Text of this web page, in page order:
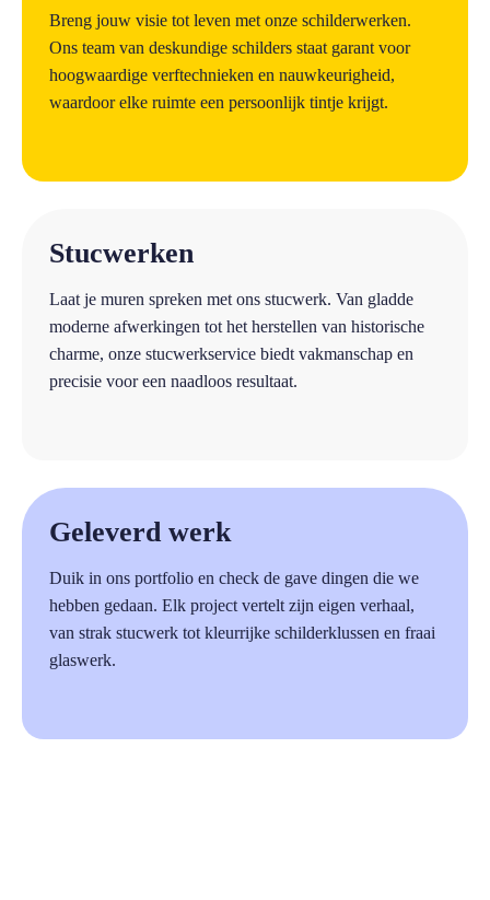
Breng jouw visie tot leven met onze schilderwerken.
Ons team van deskundige schilders staat garant voor
hoogwaardige verftechnieken en nauwkeurigheid,
waardoor elke ruimte een persoonlijk tintje krijgt.
Stucwerken
Laat je muren spreken met ons stucwerk. Van gladde
moderne afwerkingen tot het herstellen van historische
charme, onze stucwerkservice biedt vakmanschap en
precisie voor een naadloos resultaat.
Geleverd werk
Duik in ons portfolio en check de gave dingen die we
hebben gedaan. Elk project vertelt zijn eigen verhaal,
van strak stucwerk tot kleurrijke schilderklussen en fraai
glaswerk.